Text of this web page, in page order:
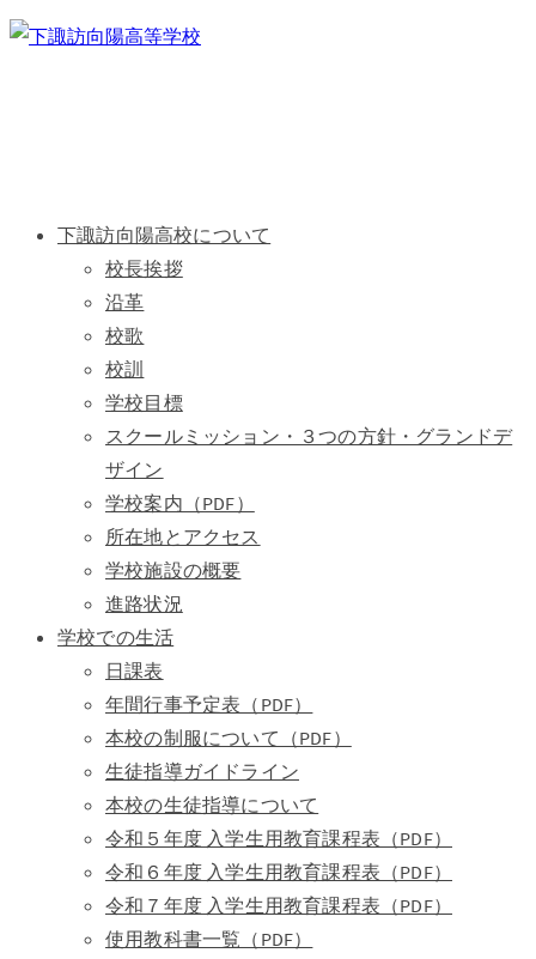
下諏訪向陽高校について
校長挨拶
沿革
校歌
校訓
学校目標
スクールミッション・３つの方針・グランドデ
ザイン
学校案内（PDF）
所在地とアクセス
学校施設の概要
進路状況
学校での生活
日課表
年間行事予定表（PDF）
本校の制服について（PDF）
生徒指導ガイドライン
本校の生徒指導について
令和５年度 入学生用教育課程表（PDF）
令和６年度 入学生用教育課程表（PDF）
令和７年度 入学生用教育課程表（PDF）
使用教科書一覧（PDF）